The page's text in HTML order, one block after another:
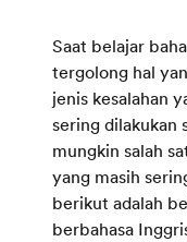
Saat belajar
tergolong hal
jenis kesalahan
sering dilakukan
mungkin salah
yang masih
berikut adalah
berbahasa